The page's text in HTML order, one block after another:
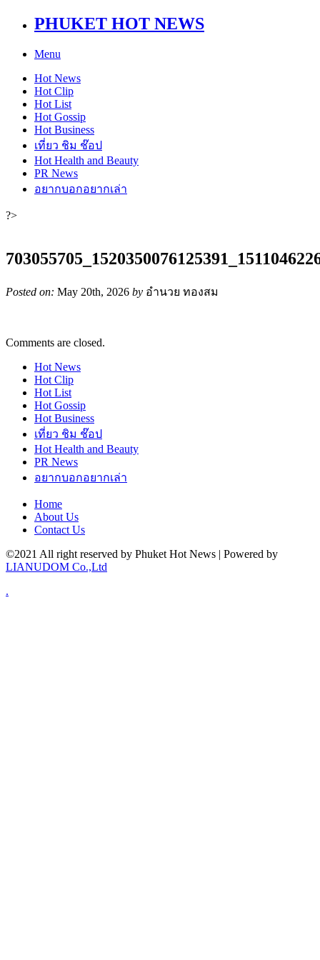
PHUKET HOT NEWS
Menu
Hot News
Hot Clip
Hot List
Hot Gossip
Hot Business
เที่ยว ชิม ช๊อป
Hot Health and Beauty
PR News
อยากบอกอยากเล่า
?>
Posted on: May 20th, 2026 by อำนวย ทองสม
Comments are closed.
Hot News
Hot Clip
Hot List
Hot Gossip
Hot Business
เที่ยว ชิม ช๊อป
Hot Health and Beauty
PR News
อยากบอกอยากเล่า
Home
About Us
Contact Us
©2021 All right reserved by Phuket Hot News | Powered by
LIANUDOM Co.,Ltd
.